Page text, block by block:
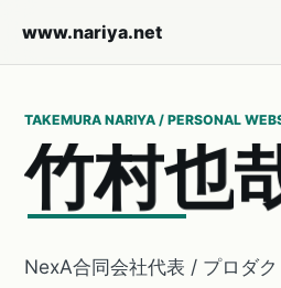
www.nariya.net
TAKEMURA NARIYA / PERSONAL
竹村也
NexA合同会社代表 / プロダ